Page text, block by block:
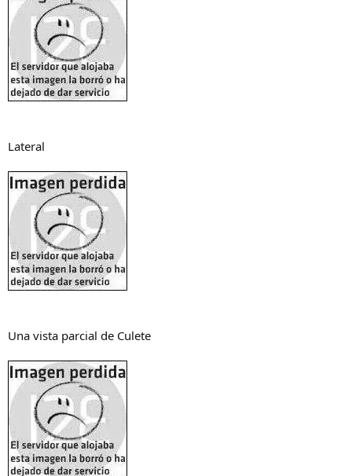
Lateral
Una vista parcial de Culete